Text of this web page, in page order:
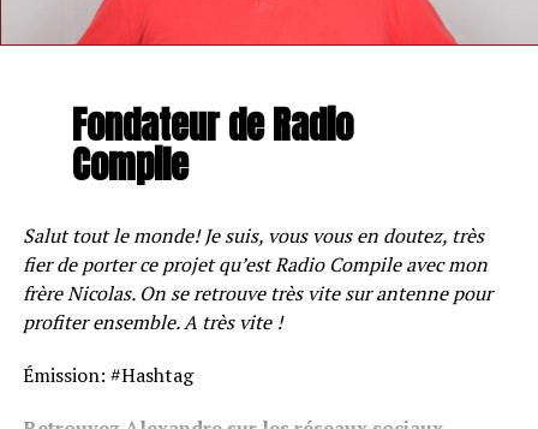
Fondateur de Radio
Compile
Salut tout le monde! Je suis, vous vous en doutez, très
fier de porter ce projet qu’est Radio Compile avec mon
frère Nicolas. On se retrouve très vite sur antenne pour
profiter ensemble. A très vite !
Émission: #Hashtag